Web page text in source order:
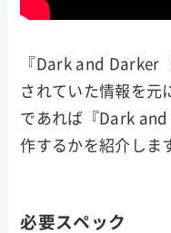
『Dark and Darker
されていた情報を元
であれば『Dark
作するかを紹介しま
必要スペック